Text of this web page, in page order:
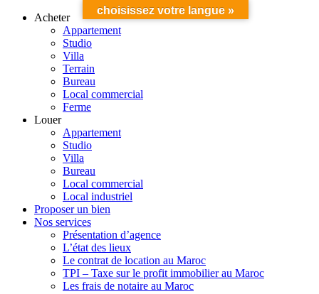
Acheter
Appartement
Studio
Villa
Terrain
Bureau
Local commercial
Ferme
Louer
Appartement
Studio
Villa
Bureau
Local commercial
Local industriel
Proposer un bien
Nos services
Présentation d’agence
L’état des lieux
Le contrat de location au Maroc
TPI – Taxe sur le profit immobilier au Maroc
Les frais de notaire au Maroc
choisissez votre langue »